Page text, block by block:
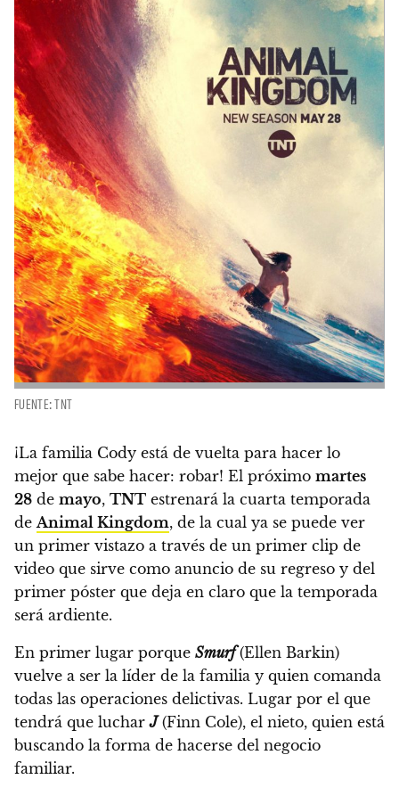
FUENTE: TNT
¡La familia Cody está de vuelta para hacer lo
mejor que sabe hacer: robar! El próximo martes
28 de mayo, TNT estrenará la cuarta temporada
deAnimal Kingdom, de la cual ya se puede ver
un primer vistazo a través de un primer clip de
video que sirve como anuncio de su regreso y del
primer póster que deja en claro que la temporada
será ardiente.
En primer lugar porque Smurf(Ellen Barkin)
vuelve a ser la líder de la familia y quien comanda
todas las operaciones delictivas. Lugar por el que
tendrá que lucharJ(Finn Cole), el nieto, quien está
buscando la forma de hacerse del negocio
familiar.